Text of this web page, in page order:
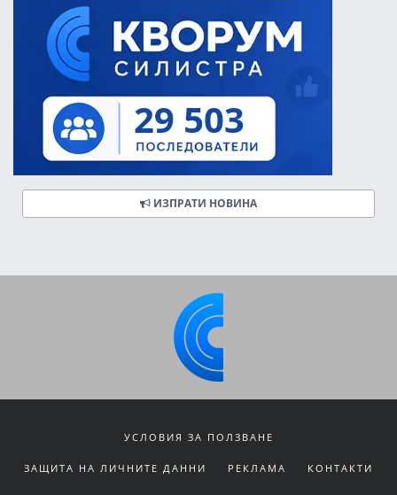
ИЗПРАТИ НОВИНА
УСЛОВИЯ ЗА ПОЛЗВАНЕ
ЗАЩИТА НА ЛИЧНИТЕ ДАННИ РЕКЛАМА КОНТАКТИ